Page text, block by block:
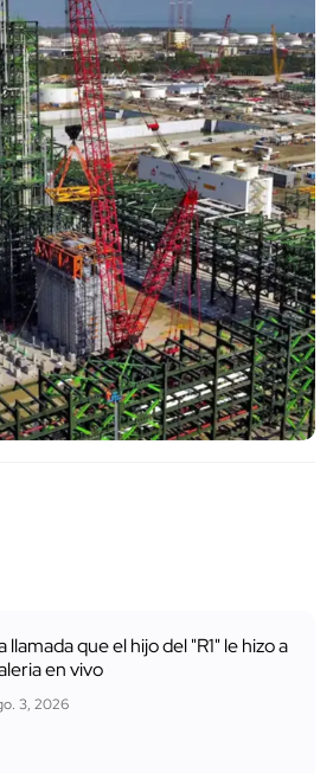
llamada que el hijo del "R1" le hizo a
en vivo
3, 2026